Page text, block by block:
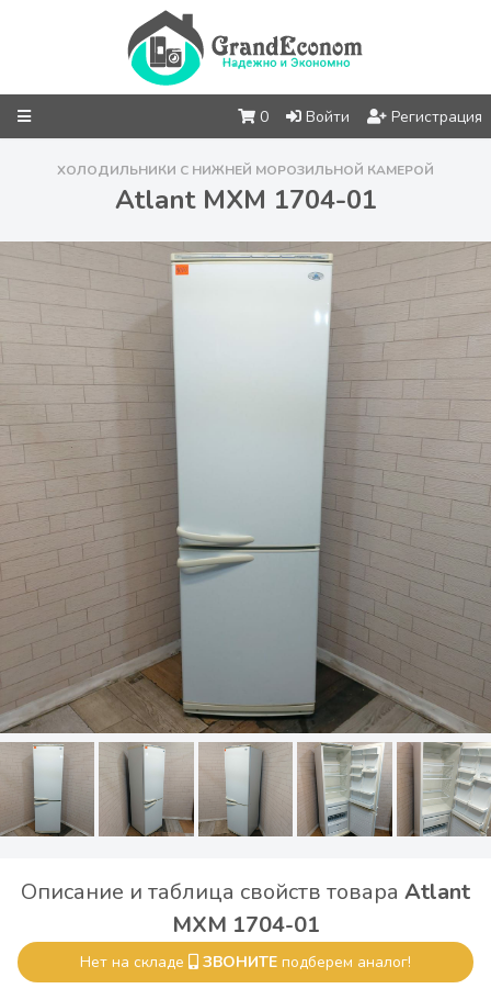
0 Войти Регистрация
ХОЛОДИЛЬНИКИ С НИЖНЕЙ МОРОЗИЛЬНОЙ КАМЕРОЙ
Atlant МХМ 1704-01
Описание и таблица свойств товара Atlant
МХМ 1704-01
Нет на складе ЗВОНИТЕ подберем аналог!